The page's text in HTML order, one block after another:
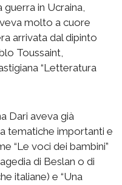
in Ucraina,
molto a cuore
arrivata dal dipinto
Toussaint,
“Letteratura
Dari aveva già
tematiche importanti e
“Le voci dei bambini”
di Beslan o di
italiane) e “Una